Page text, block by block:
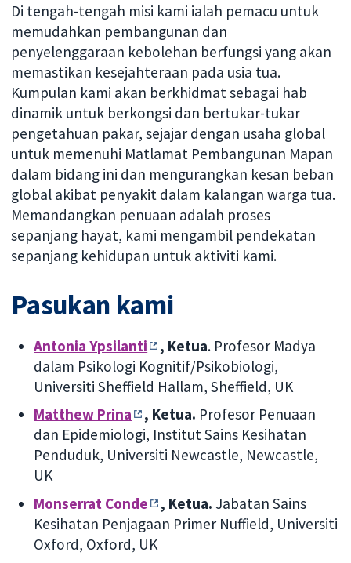
Di tengah-tengah misi kami ialah pemacu untuk
memudahkan pembangunan dan
penyelenggaraan kebolehan berfungsi yang akan
memastikan kesejahteraan pada usia tua.
Kumpulan kami akan berkhidmat sebagai hab
dinamik untuk berkongsi dan bertukar-tukar
pengetahuan pakar, sejajar dengan usaha global
untuk memenuhi Matlamat Pembangunan Mapan
dalam bidang ini dan mengurangkan kesan beban
global akibat penyakit dalam kalangan warga tua.
Memandangkan penuaan adalah proses
sepanjang hayat, kami mengambil pendekatan
sepanjang kehidupan untuk aktiviti kami.
Pasukan kami
Antonia Ypsilanti , Ketua. Profesor Madya
dalam Psikologi Kognitif/Psikobiologi,
Universiti Sheffield Hallam, Sheffield, UK
Matthew Prina
, Ketua. Profesor Penuaan
dan Epidemiologi, Institut Sains Kesihatan
Penduduk, Universiti Newcastle, Newcastle,
UK
Monserrat Conde
, Ketua. Jabatan Sains
Kesihatan Penjagaan Primer Nuffield, Universiti
Oxford, Oxford, UK